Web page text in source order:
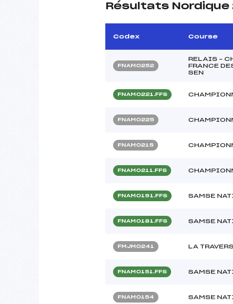
Résultats Nordique
Codex Course
FNAM0252
RELAIS –
FRANCE
SEN
FNAM0221.FFS
FNAM0225
FNAM0215
FNAM0211.FFS
FNAM0191.FFS SAMSE
FNAM0181.FFS SAMSE
FMJM0241 LA
FNAM0151.FFS SAMSE
FNAM0154 SAMSE